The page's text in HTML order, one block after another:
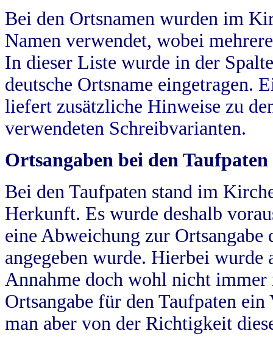
Bei den Ortsnamen wurden im
Namen verwendet, wobei
In dieser Liste wurde in der
deutsche Ortsname eingetragen.
liefert zusätzliche Hinweise zu
verwendeten Schreibvarianten.
Ortsangaben bei den Taufpaten
Bei den Taufpaten stand im
Herkunft. Es wurde deshalb
eine Abweichung zur
angegeben wurde. Hierbei wurde
Annahme doch wohl nicht
Ortsangabe für den Taufpaten
man aber von der Richtigkeit